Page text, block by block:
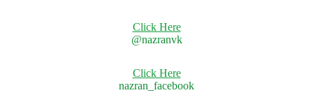
Click Here
@nazranvk
Click Here
nazran_facebook